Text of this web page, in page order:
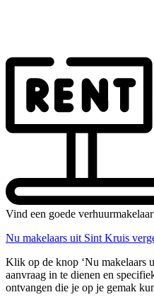
Vind een goede
Nu makelaars uit Sint Kruis
Klik op de knop ‘Nu makelaars
aanvraag in te dienen en
ontvangen die je op je gemak